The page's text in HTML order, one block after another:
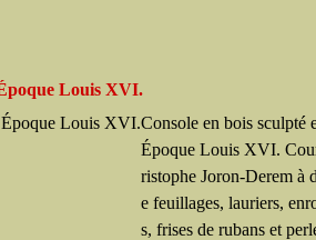
Louis XVI.
Console en bois sculpté
Époque Louis XVI.
ristophe Joron-Derem à
e feuillages, lauriers,
s, frises de rubans et